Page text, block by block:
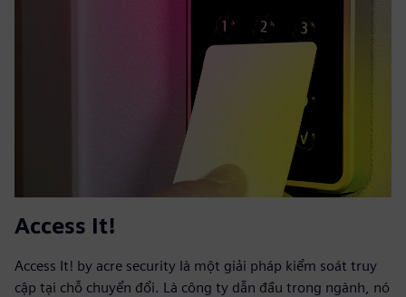
Access It!
Access It! by acre security là một giải pháp kiểm soát truy
cập tại chỗ chuyển đổi. Là công ty dẫn đầu trong ngành, nó